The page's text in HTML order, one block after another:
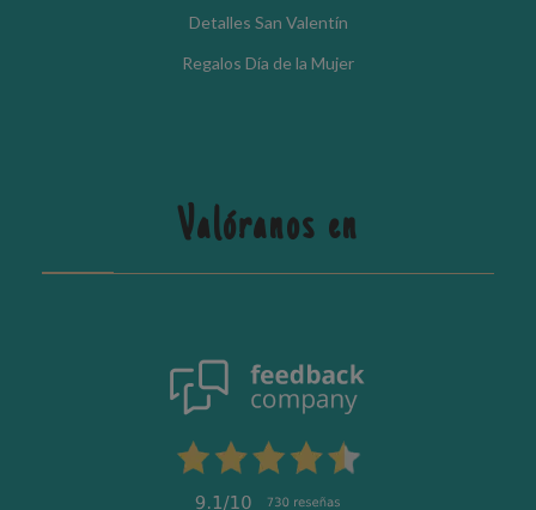
Detalles San Valentín
Regalos Día de la Mujer
Valóranos en